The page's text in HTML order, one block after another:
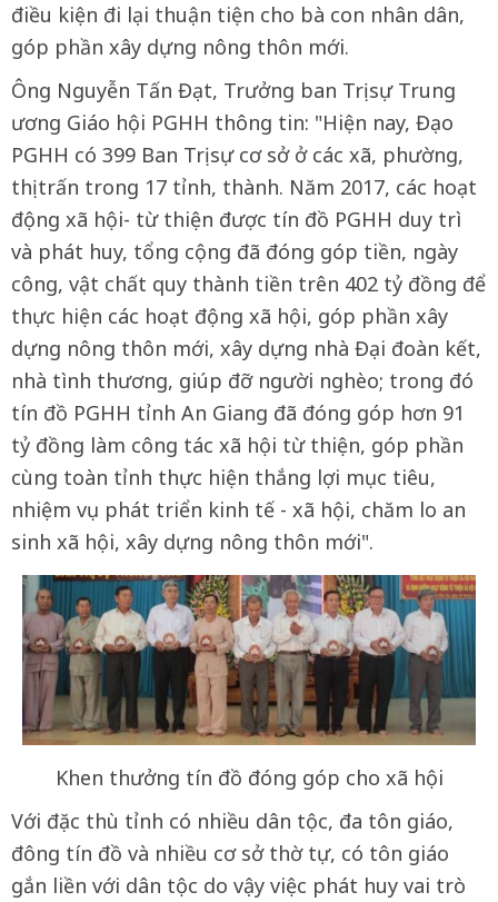
điều kiện đi lại thuận tiện cho bà con nhân dân,
góp phần xây dựng nông thôn mới.
Ông Nguyễn Tấn Đạt, Trưởng ban Trị sự Trung
ương Giáo hội PGHH thông tin: "Hiện nay, Đạo
PGHH có 399 Ban Trị sự cơ sở ở các xã, phường,
thị trấn trong 17 tỉnh, thành. Năm 2017, các hoạt
động xã hội- từ thiện được tín đồ PGHH duy trì
và phát huy, tổng cộng đã đóng góp tiền, ngày
công, vật chất quy thành tiền trên 402 tỷ đồng để
thực hiện các hoạt động xã hội, góp phần xây
dựng nông thôn mới, xây dựng nhà Đại đoàn kết,
nhà tình thương, giúp đỡ người nghèo; trong đó
tín đồ PGHH tỉnh An Giang đã đóng góp hơn 91
tỷ đồng làm công tác xã hội từ thiện, góp phần
cùng toàn tỉnh thực hiện thắng lợi mục tiêu,
nhiệm vụ phát triển kinh tế - xã hội, chăm lo an
sinh xã hội, xây dựng nông thôn mới".
Khen thưởng tín đồ đóng góp cho xã hội
Với đặc thù tỉnh có nhiều dân tộc, đa tôn giáo,
đông tín đồ và nhiều cơ sở thờ tự, có tôn giáo
gắn liền với dân tộc do vậy việc phát huy vai trò